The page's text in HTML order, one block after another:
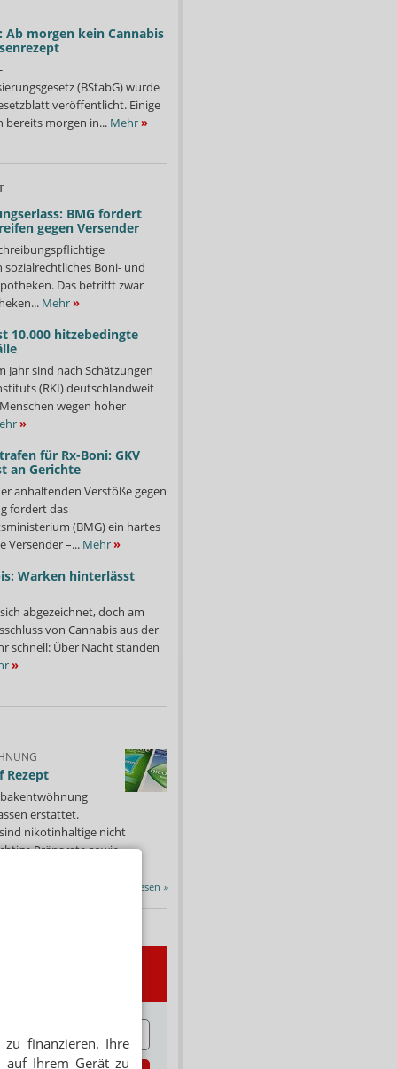
finanzieren. Ihre
auf Ihrem Gerät zu
Ab morgen kein Cannabis
(BStabG) wurde
veröffentlicht. Einige
bereits morgen in... Mehr»
BMG fordert
gegen Versender
Boni- und
Das betrifft zwar
Mehr»
10.000 hitzebedingte
Jahr sind nach Schätzungen
(RKI) deutschlandweit
wegen hoher
»
für Rx-Boni: GKV
an Gerichte
anhaltenden Verstöße gegen
fordert das
(BMG) ein hartes
Versender –... Mehr»
Warken hinterlässt
abgezeichnet, doch am
von Cannabis aus der
schnell: Über Nacht standen
»
Rezept
erstattet.
nikotinhaltige nicht
Präparate sowie...
Alle Porträts lesen »